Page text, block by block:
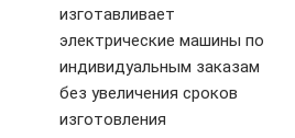
изготавливает
электрические машины по
индивидуальным заказам
без увеличения сроков
изготовления